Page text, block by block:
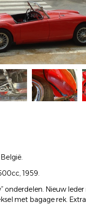
1959.
onderdelen. Nieuw
met bagage rek.